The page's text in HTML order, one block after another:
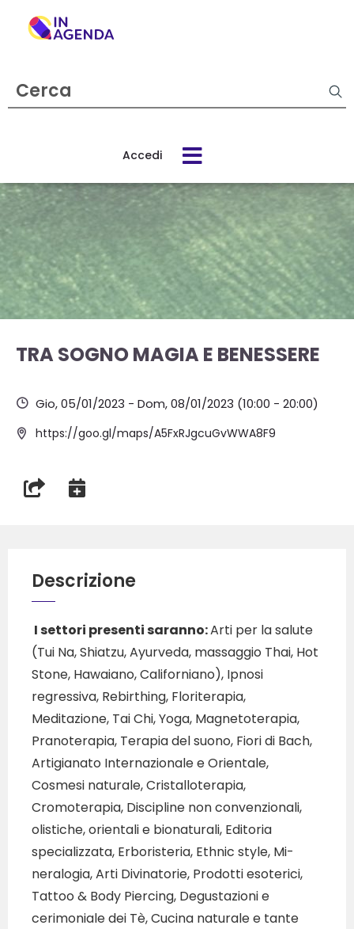
Accedi
Cerca
evento
In
Agenda
Come
funziona
TRA SOGNO MAGIA E BENESSERE
Gio, 05/01/2023 - Dom, 08/01/2023 (10:00 - 20:00)
https://goo.gl/maps/A5FxRJgcuGvWWA8F9
Descrizione
I settori presenti saranno:Arti per la salute
(Tui Na, Shiatzu, Ayurveda, massaggio Thai, Hot
Stone, Hawaiano, Californiano), Ipnosi
regressiva, Rebirthing, Floriterapia,
Meditazione, Tai Chi, Yoga, Magnetoterapia,
Pranoterapia, Terapia del suono, Fiori di Bach,
Artigianato Internazionale e Orientale,
Cosmesi naturale, Cristalloterapia,
Cromoterapia, Discipline non convenzionali,
olistiche, orientali e bionaturali, Editoria
specializzata, Erboristeria, Ethnic style, Mi-
neralogia, Arti Divinatorie, Prodotti esoterici,
Tattoo & Body Piercing, Degustazioni e
cerimoniale dei Tè, Cucina naturale e tante